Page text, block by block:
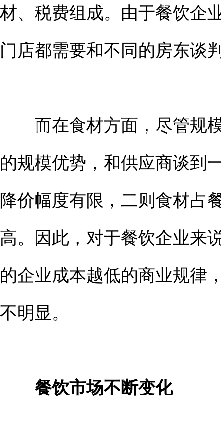
材、税费组成。由于餐饮企
门店都需要和不同的房东谈
而在食材方面，尽管规
的规模优势，和供应商谈到
降价幅度有限，二则食材占
高。因此，对于餐饮企业来
的企业成本越低的商业规律
不明显。
餐饮市场不断变化